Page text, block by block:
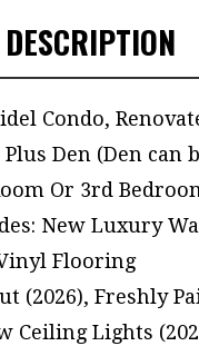
Condo,
Den (Den can
Or 3rd
New Luxury
Flooring
(2026), Freshly
Ceiling Lights